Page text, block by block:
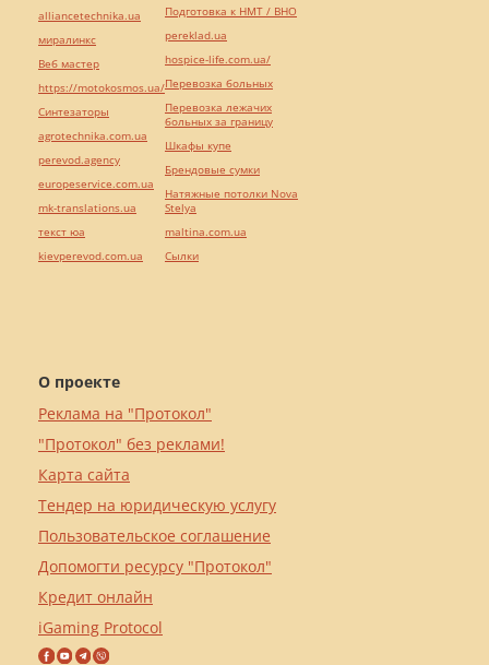
О проекте
Реклама на "Протокол"
"Протокол" без реклами!
Карта сайта
Тендер на юридическую услугу
Пользовательское соглашение
Допомогти ресурсу "Протокол"
Кредит онлайн
iGaming Protocol
alliancetechnika.ua
миралинкс
Веб мастер
https://motokosmos.ua/
Синтезаторы
agrotechnika.com.ua
perevod.agency
europeservice.com.ua
mk-translations.ua
текст юа
kievperevod.com.ua
Подготовка к НМТ / ВНО
pereklad.ua
hospice-life.com.ua/
Перевозка больных
Перевозка лежачих
больных за границу
Шкафы купе
Брендовые сумки
Натяжные потолки Nova
Stelya
maltina.com.ua
Cылки